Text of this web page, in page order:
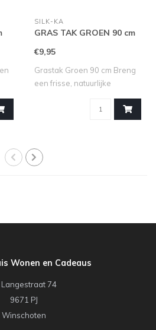
SILK-KA
GRAS TAK GROEN 90 cm
€9,95
Grastak Groen 90 cm Breng
een frisse, natuurlijke
Wonen en Cadeaus
Langestraat 74
9671 PJ
Winschoten